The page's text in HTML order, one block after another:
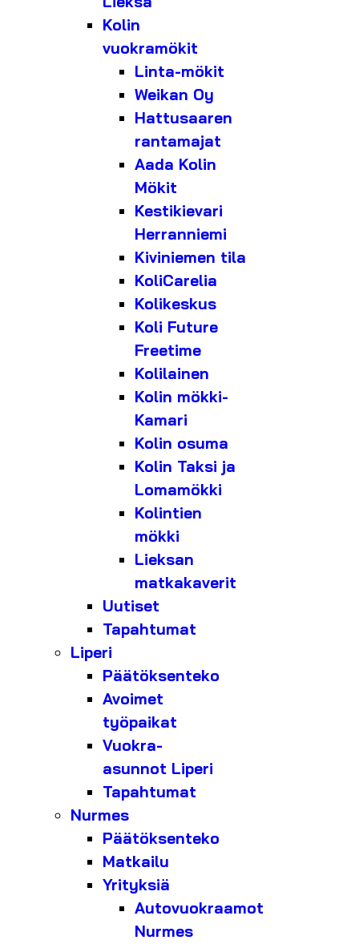
Kolin
vuokramökit
Linta-mökit
Weikan Oy
Hattusaaren
rantamajat
Aada Kolin
Mökit
Kestikievari
Herranniemi
Kiviniemen tila
KoliCarelia
Kolikeskus
Koli Future
Freetime
Kolilainen
Kolin mökki-
Kamari
Kolin osuma
Kolin Taksi ja
Lomamökki
Kolintien
mökki
Lieksan
matkakaverit
Uutiset
Tapahtumat
Liperi
Päätöksenteko
Avoimet
työpaikat
Vuokra-
asunnot Liperi
Tapahtumat
Nurmes
Päätöksenteko
Matkailu
Yrityksiä
Autovuokraamot
Nurmes